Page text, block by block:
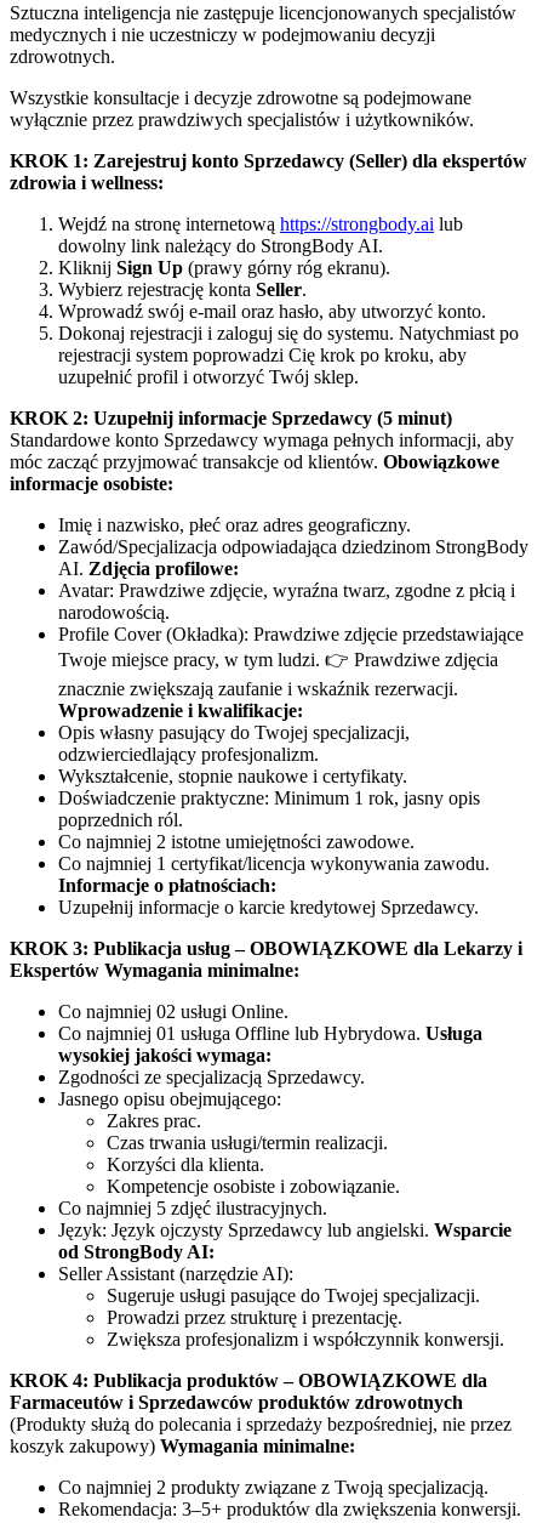
Sztuczna inteligencja nie zastępuje licencjonowanych specjalistów
medycznych i nie uczestniczy w podejmowaniu decyzji
zdrowotnych.
Wszystkie konsultacje i decyzje zdrowotne są podejmowane
wyłącznie przez prawdziwych specjalistów i użytkowników.
KROK 1: Zarejestruj konto Sprzedawcy (Seller) dla ekspertów
zdrowia i wellness:
Wejdź na stronę internetową https://strongbody.ai lub
dowolny link należący do StrongBody AI.
Kliknij Sign Up (prawy górny róg ekranu).
Wybierz rejestrację konta Seller.
Wprowadź swój e-mail oraz hasło, aby utworzyć konto.
Dokonaj rejestracji i zaloguj się do systemu. Natychmiast po
rejestracji system poprowadzi Cię krok po kroku, aby
uzupełnić profil i otworzyć Twój sklep.
KROK 2: Uzupełnij informacje Sprzedawcy (5 minut)
Standardowe konto Sprzedawcy wymaga pełnych informacji, aby
móc zacząć przyjmować transakcje od klientów. Obowiązkowe
informacje osobiste:
Imię i nazwisko, płeć oraz adres geograficzny.
Zawód/Specjalizacja odpowiadająca dziedzinom StrongBody
AI. Zdjęcia profilowe:
Avatar: Prawdziwe zdjęcie, wyraźna twarz, zgodne z płcią i
narodowością.
Profile Cover (Okładka): Prawdziwe zdjęcie przedstawiające
Twoje miejsce pracy, w tym ludzi. 👉 Prawdziwe zdjęcia
znacznie zwiększają zaufanie i wskaźnik rezerwacji.
Wprowadzenie i kwalifikacje:
Opis własny pasujący do Twojej specjalizacji,
odzwierciedlający profesjonalizm.
Wykształcenie, stopnie naukowe i certyfikaty.
Doświadczenie praktyczne: Minimum 1 rok, jasny opis
poprzednich ról.
Co najmniej 2 istotne umiejętności zawodowe.
Co najmniej 1 certyfikat/licencja wykonywania zawodu.
Informacje o płatnościach:
Uzupełnij informacje o karcie kredytowej Sprzedawcy.
KROK 3: Publikacja usług – OBOWIĄZKOWE dla Lekarzy i
Ekspertów Wymagania minimalne:
Co najmniej 02 usługi Online.
Co najmniej 01 usługa Offline lub Hybrydowa. Usługa
wysokiej jakości wymaga:
Zgodności ze specjalizacją Sprzedawcy.
Jasnego opisu obejmującego:
Zakres prac.
Czas trwania usługi/termin realizacji.
Korzyści dla klienta.
Kompetencje osobiste i zobowiązanie.
Co najmniej 5 zdjęć ilustracyjnych.
Język: Język ojczysty Sprzedawcy lub angielski. Wsparcie
od StrongBody AI:
Seller Assistant (narzędzie AI):
Sugeruje usługi pasujące do Twojej specjalizacji.
Prowadzi przez strukturę i prezentację.
Zwiększa profesjonalizm i współczynnik konwersji.
KROK 4: Publikacja produktów – OBOWIĄZKOWE dla
Farmaceutów i Sprzedawców produktów zdrowotnych
(Produkty służą do polecania i sprzedaży bezpośredniej, nie przez
koszyk zakupowy) Wymagania minimalne:
Co najmniej 2 produkty związane z Twoją specjalizacją.
Rekomendacja: 3–5+ produktów dla zwiększenia konwersji.